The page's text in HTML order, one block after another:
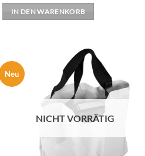
IN DEN WARENKORB
Neu
Wunschliste
hinzufügen
NICHT VORRÄTIG